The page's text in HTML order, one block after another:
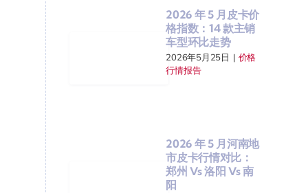
2026 年 5 月皮卡价
格指数：14 款主销
车型环比走势
2026年5月25日 | 价格
行情报告
2026 年 5 月河南地
市皮卡行情对比：
郑州 Vs 洛阳 Vs 南
阳